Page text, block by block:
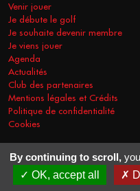
Venir jouer
Je débute le golf
Je souhaite devenir membre
Je viens jouer
Agenda
Actualités
Club des partenaires
Mentions légales et Crédits
Politique de confidentialité
Cookies
COPYRIGHT © 2026 - GOLF
RÉSERVÉS.
By continuing to scroll,
OK, accept all